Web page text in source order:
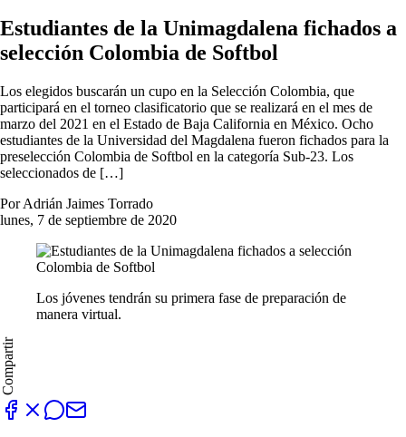
Estudiantes de la Unimagdalena fichados a
selección Colombia de Softbol
Los elegidos buscarán un cupo en la Selección Colombia, que
participará en el torneo clasificatorio que se realizará en el mes de
marzo del 2021 en el Estado de Baja California en México. Ocho
estudiantes de la Universidad del Magdalena fueron fichados para la
preselección Colombia de Softbol en la categoría Sub-23. Los
seleccionados de […]
Por Adrián Jaimes Torrado
lunes, 7 de septiembre de 2020
Los jóvenes tendrán su primera fase de preparación de
manera virtual.
Compartir